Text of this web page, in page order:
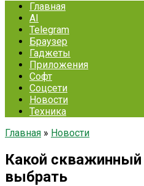
Главная
AI
Telegram
Браузер
Гаджеты
Приложения
Софт
Соцсети
Новости
Техника
Главная » Новости
Какой
выбрать